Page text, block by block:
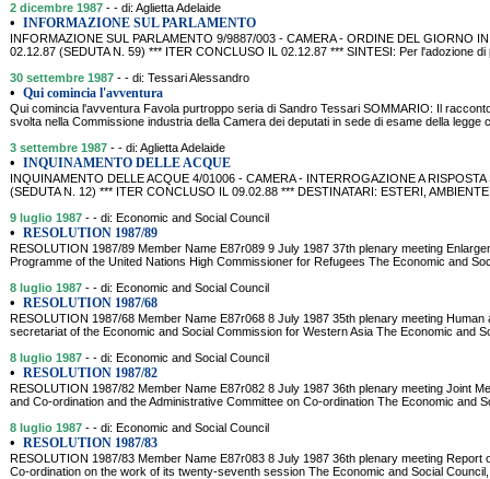
2 dicembre 1987 - - di: Aglietta Adelaide
• INFORMAZIONE SUL PARLAMENTO
INFORMAZIONE SUL PARLAMENTO 9/9887/003 - CAMERA - ORDINE DEL GIORNO
02.12.87 (SEDUTA N. 59) *** ITER CONCLUSO IL 02.12.87 *** SINTESI: Per l'adozione
30 settembre 1987 - - di: Tessari Alessandro
• Qui comincia l'avventura
Qui comincia l'avventura Favola purtroppo seria di Sandro Tessari SOMMARIO: Il
svolta nella Commissione industria della Camera dei deputati in sede di esame della legge
3 settembre 1987 - - di: Aglietta Adelaide
• INQUINAMENTO DELLE ACQUE
INQUINAMENTO DELLE ACQUE 4/01006 - CAMERA - INTERROGAZIONE A
(SEDUTA N. 12) *** ITER CONCLUSO IL 09.02.88 *** DESTINATARI: ESTERI,
9 luglio 1987 - - di: Economic and Social Council
• RESOLUTION 1987/89
RESOLUTION 1987/89 Member Name E87r089 9 July 1987 37th plenary meeting
Programme of the United Nations High Commissioner for Refugees The Economic and
8 luglio 1987 - - di: Economic and Social Council
• RESOLUTION 1987/68
RESOLUTION 1987/68 Member Name E87r068 8 July 1987 35th plenary meeting
secretariat of the Economic and Social Commission for Western Asia The Economic and
8 luglio 1987 - - di: Economic and Social Council
• RESOLUTION 1987/82
RESOLUTION 1987/82 Member Name E87r082 8 July 1987 36th plenary meeting Joint
and Co-ordination and the Administrative Committee on Co-ordination The Economic and
8 luglio 1987 - - di: Economic and Social Council
• RESOLUTION 1987/83
RESOLUTION 1987/83 Member Name E87r083 8 July 1987 36th plenary meeting Report
Co-ordination on the work of its twenty-seventh session The Economic and Social